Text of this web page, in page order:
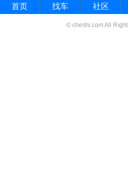
首页 找车 社区
© cheshi.com All